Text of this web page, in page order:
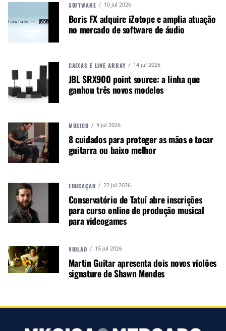
OEM-98MS
é um microfone shotgun que captura
áudio de qualidade para broadcast com foco e
diretividade. Você ouve apenas os sons que
eixo que pode arruinar um ótimo vídeo. Adapte
seu som com os filtros passa-altos e controle de
ganho variável e monitore seu áudio através da
SOFTWARE 10 jul 2026
Boris FX adquire iZotope e amplia atuação
no mercado de software de áudio
CAIXAS E LINE ARRAY 14 jul 2026
JBL SRX900 point source: a linha que
ganhou três novos modelos
MÚSICO 9 jul 2026
8 cuidados para proteger as mãos e tocar
guitarra ou baixo melhor
EDUCAÇÃO 22 jul 2026
Conservatório de Tatuí abre inscrições
para curso online de produção musical
para videogames
VIOLÃO 15 jul 2026
Martin Guitar apresenta dois novos violões
signature de Shawn Mendes